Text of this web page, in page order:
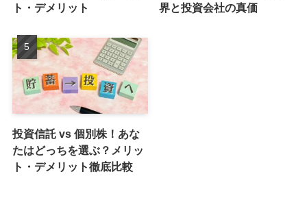
ト・デメリット
界と投資会社の真価
投資信託 vs 個別株！あな
たはどっちを選ぶ？メリッ
ト・デメリット徹底比較